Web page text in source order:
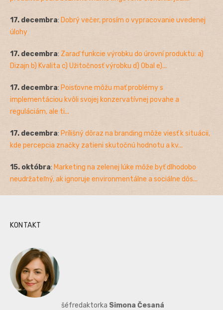
17. decembra: Dobrý večer, prosím o vypracovanie uvedenej
úlohy
17. decembra: Zaraď funkcie výrobku do úrovní produktu: a)
Dizajn b) Kvalita c) Užitočnosť výrobku d) Obal e)...
17. decembra: Poisťovne môžu mať problémy s
implementáciou kvôli svojej konzervatívnej povahe a
reguláciám, ale ti...
17. decembra: Prílišný dôraz na branding môže viesť k situácii,
kde percepcia značky zatieni skutočnú hodnotu a kv...
15. októbra: Marketing na zelenej lúke môže byť dlhodobo
neudržateľný, ak ignoruje environmentálne a sociálne dôs...
KONTAKT
šéfredaktorka Simona Česaná